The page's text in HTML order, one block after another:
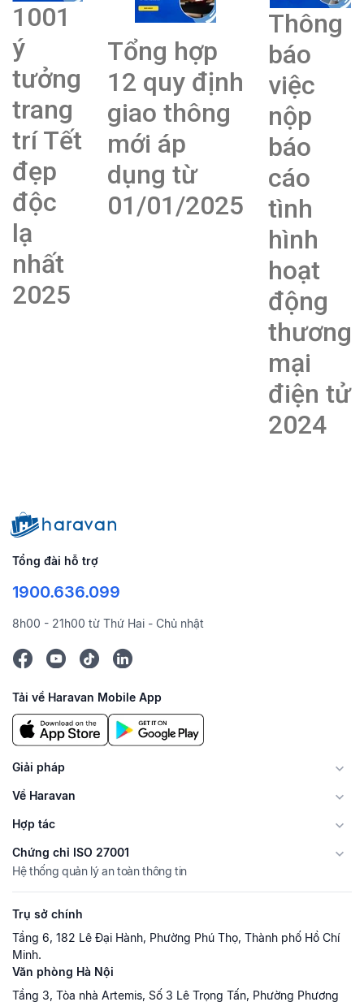
1001
ý
tưởng
trang
trí Tết
đẹp
độc
lạ
nhất
2025
Tổng hợp
12 quy định
giao thông
mới áp
dụng từ
01/01/2025
Thông
báo
việc
nộp
báo
cáo
tình
hình
hoạt
động
thương
mại
điện tử
2024
Tổng đài hỗ trợ
1900.636.099
8h00 - 21h00 từ Thứ Hai - Chủ nhật
Tải về Haravan Mobile App
Giải pháp
Về Haravan
Hợp tác
Chứng chỉ ISO 27001
Hệ thống quản lý an toàn thông tin
Trụ sở chính
Tầng 6, 182 Lê Đại Hành, Phường Phú Thọ, Thành phố Hồ Chí
Minh.
Văn phòng Hà Nội
Tầng 3, Tòa nhà Artemis, Số 3 Lê Trọng Tấn, Phường Phương